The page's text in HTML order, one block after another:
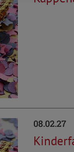
08.02.27